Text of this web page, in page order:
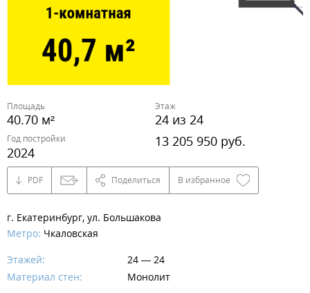
Площадь
40.70 м²
Этаж
24 из 24
Год постройки
2024
13 205 950 руб.
PDF Поделиться В избранное
г. Екатеринбург, ул. Большакова
Метро: Чкаловская
Этажей:
24 — 24
Материал стен:
Монолит